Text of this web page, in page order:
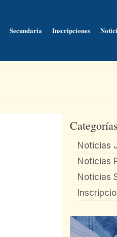
Secundaria Inscripciones
Noticias
Noticias
Noticias